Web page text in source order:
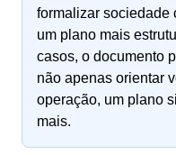
formalizar sociedade
um plano mais
casos, o documento
não apenas orientar
operação, um plano
mais.